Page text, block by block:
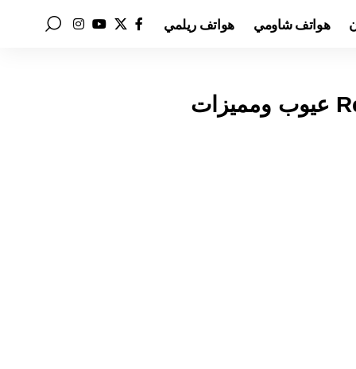
هواتف شاومي هواتف ريلمي